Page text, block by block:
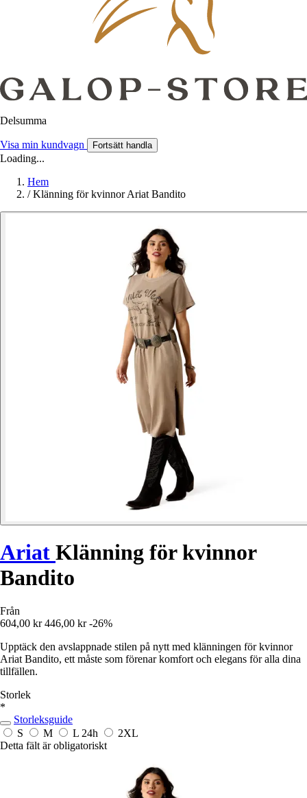
Delsumma
Visa min kundvagn Fortsätt handla
Loading...
Hem
/ Klänning för kvinnor Ariat Bandito
Ariat Klänning för kvinnor
Bandito
Från
604,00 kr 446,00 kr -26%
Upptäck den avslappnade stilen på nytt med klänningen för kvinnor
Ariat Bandito, ett måste som förenar komfort och elegans för alla dina
tillfällen.
Storlek
*
Storleksguide
S
M L 24h
2XL
Detta fält är obligatoriskt